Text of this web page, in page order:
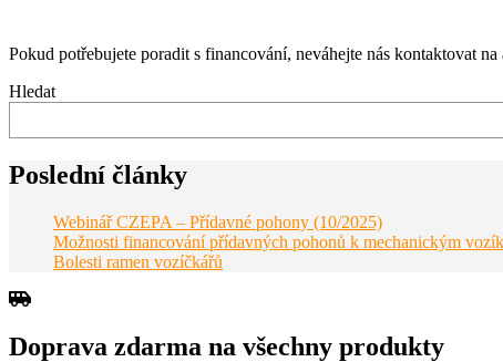
Pokud potřebujete poradit s financování, neváhejte nás kontaktovat na
Hledat
Poslední články
Webinář CZEPA – Přídavné pohony (10/2025)
Možnosti financování přídavných pohonů k mechanickým
Bolesti ramen vozíčkářů
Doprava zdarma na všechny produkty